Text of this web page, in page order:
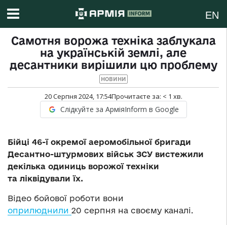
EN
Самотня ворожа техніка заблукала
на українській землі, але
десантники вирішили цю проблему
НОВИНИ
20 Серпня 2024, 17:54Прочитаєте за: < 1 хв.
Слідкуйте за АрміяInform в Google
Бійці 46-ї окремої аеромобільної бригади
Десантно-штурмових військ ЗСУ вистежили
декілька одиниць ворожої техніки
та ліквідували їх.
Відео бойової роботи вони
оприлюднили 20 серпня на своєму каналі.